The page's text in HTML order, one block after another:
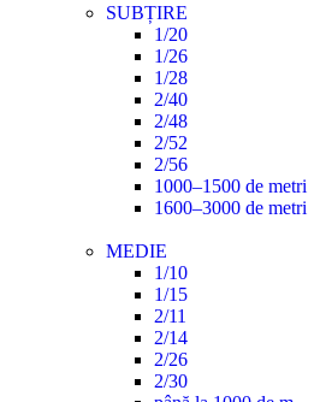
SUBȚIRE
1/20
1/26
1/28
2/40
2/48
2/52
2/56
1000–1500 de metri
1600–3000 de metri
MEDIE
1/10
1/15
2/11
2/14
2/26
2/30